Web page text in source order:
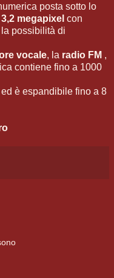
posta sotto lo
3,2 megapixel con
possibilità di
vocale, la radio FM ,
contiene fino a 1000
è espandibile fino a 8